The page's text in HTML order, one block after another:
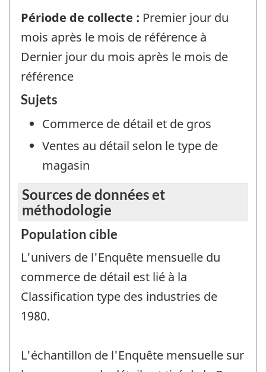
Période de collecte : Premier jour du
mois après le mois de référence à
Dernier jour du mois après le mois de
référence
Sujets
Commerce de détail et de gros
Ventes au détail selon le type de
magasin
Sources de données et
méthodologie
Population cible
L'univers de l'Enquête mensuelle du
commerce de détail est lié à la
Classification type des industries de
1980.
L'échantillon de l'Enquête mensuelle sur